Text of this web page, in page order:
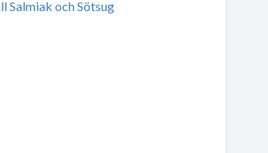
Salmiak och Sötsug